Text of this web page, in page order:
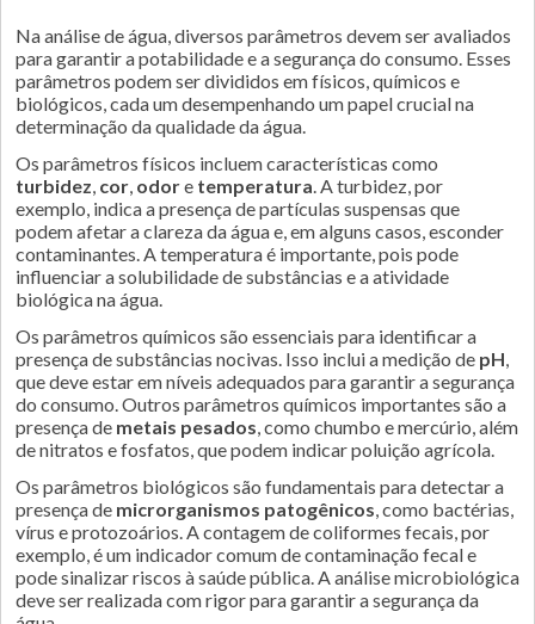
Na análise de água, diversos parâmetros devem ser avaliados
para garantir a potabilidade e a segurança do consumo. Esses
parâmetros podem ser divididos em físicos, químicos e
biológicos, cada um desempenhando um papel crucial na
determinação da qualidade da água.
Os parâmetros físicos incluem características como
turbidez, cor, odore temperatura. A turbidez, por
exemplo, indica a presença de partículas suspensas que
podem afetar a clareza da água e, em alguns casos, esconder
contaminantes. A temperatura é importante, pois pode
influenciar a solubilidade de substâncias e a atividade
biológica na água.
Os parâmetros químicos são essenciais para identificar a
presença de substâncias nocivas. Isso inclui a medição de pH,
que deve estar em níveis adequados para garantir a segurança
do consumo. Outros parâmetros químicos importantes são a
presença de metais pesados, como chumbo e mercúrio, além
de nitratos e fosfatos, que podem indicar poluição agrícola.
Os parâmetros biológicos são fundamentais para detectar a
presença de microrganismos patogênicos, como bactérias,
vírus e protozoários. A contagem de coliformes fecais, por
exemplo, é um indicador comum de contaminação fecal e
pode sinalizar riscos à saúde pública. A análise microbiológica
deve ser realizada com rigor para garantir a segurança da